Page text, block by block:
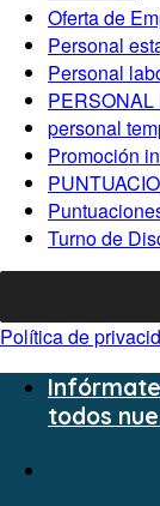
Oferta de
Personal
Personal
personal
Promoción
Turno de
Política de
todos